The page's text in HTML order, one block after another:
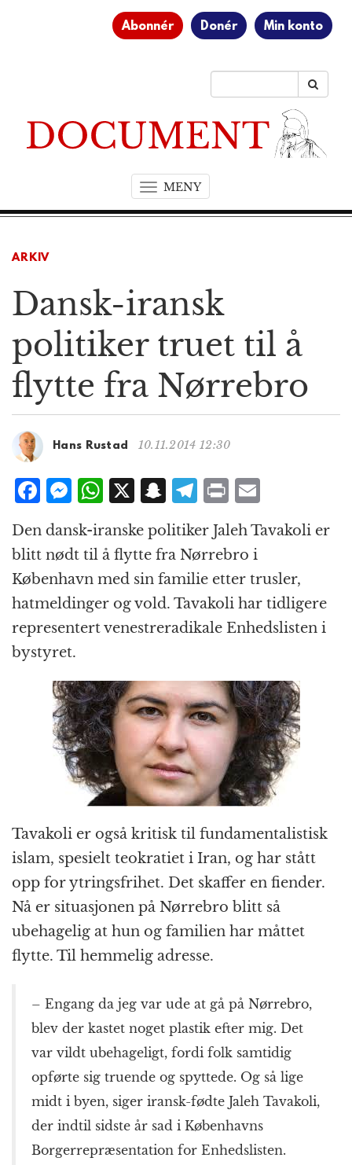
Abonnér Donér Min konto
MENYT
o
n
a
a
t
i
n
ARKIV
Dansk-iransk
politiker truet til å
flytte fra Nørrebro
Hans Rustad 10.11.2014 12:30
F
a
c
e
b
o
o
k
M
e
ss
e
n
g
e
r
W
at
s
A
p
p
X S
n
a
p
c
h
at
T
e
g
r
a
m
P
ri
n
t
m
ai
Den dansk-iranske politiker Jaleh Tavakoli er
blitt nødt til å flytte fra Nørrebro i
København med sin familie etter trusler,
hatmeldinger og vold. Tavakoli har tidligere
representert venestreradikale Enhedslisten i
bystyret.
Tavakoli er også kritisk til fundamentalistisk
islam, spesielt teokratiet i Iran, og har stått
opp for ytringsfrihet. Det skaffer en fiender.
Nå er situasjonen på Nørrebro blitt så
ubehagelig at hun og familien har måttet
flytte. Til hemmelig adresse.
– Engang da jeg var ude at gå på Nørrebro,
blev der kastet noget plastik efter mig. Det
var vildt ubehageligt, fordi folk samtidig
opførte sig truende og spyttede. Og så lige
midt i byen, siger iransk-fødte Jaleh Tavakoli,
der indtil sidste år sad i Københavns
Borgerrepræsentation for Enhedslisten.